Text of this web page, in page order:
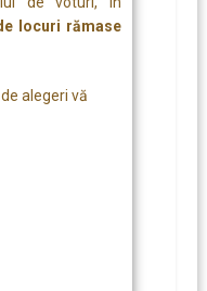
locuri rămase
alegeri vă